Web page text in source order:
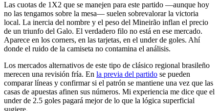
Las cuotas de 1X2 que se manejen para este partido —aunque hoy
no las tengamos sobre la mesa— suelen sobrevalorar la victoria
local. La inercia del nombre y el peso del Mineirão inflan el precio
de un triunfo del Galo. El verdadero filo no está en ese mercado.
Aparece en los corners, en las tarjetas, en el under de goles. Ahí
donde el ruido de la camiseta no contamina el análisis.
Los mercados alternativos de este tipo de clásico regional brasileño
merecen una revisión fría. En la previa del partido se pueden
comparar líneas y confirmar si el patrón se mantiene una vez que las
casas de apuestas afinen sus números. Mi experiencia me dice que el
under de 2.5 goles pagará mejor de lo que la lógica superficial